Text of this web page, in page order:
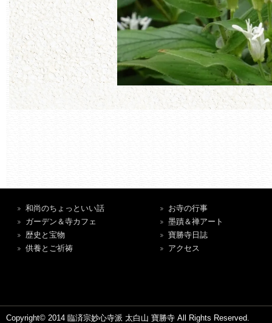
和尚のちょっといい話
ガーデン＆寺カフェ
歴史と宝物
供養とご祈祷
お寺の行事
墨蹟＆禅アート
寶勝寺日誌
アクセス
Copyright© 2014 臨済宗妙心寺派 太白山 寶勝寺 All Rights Reserved.